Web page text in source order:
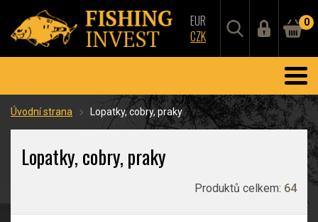
EUR
CZK
0
Úvodní strana Lopatky, cobry, praky
Lopatky, cobry, praky
Produktů celkem: 64